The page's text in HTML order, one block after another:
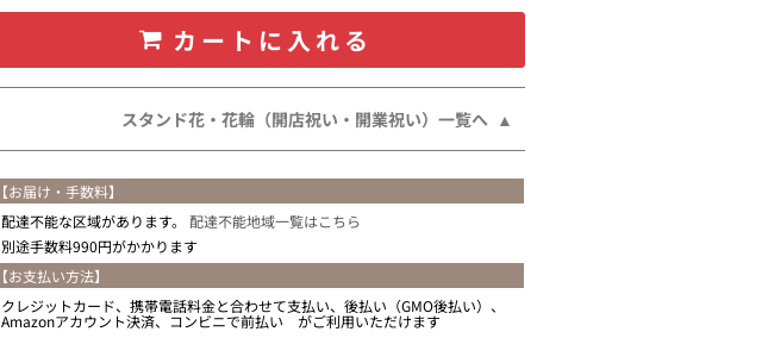
カートに入れる
スタンド花・花輪（開店祝い・開業祝い）一覧へ
【お届け・手数料】
配達不能な区域があります。 配達不能地域一覧はこちら
別途手数料990円がかかります
【お支払い方法】
クレジットカード、携帯電話料金と合わせて支払い、後払い（GMO後払い）、
Amazonアカウント決済、コンビニで前払い がご利用いただけます